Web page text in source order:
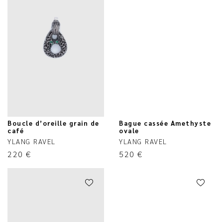
Boucle d’oreille grain de
café
YLANG RAVEL
220 €
Bague cassée Amethyste
ovale
YLANG RAVEL
520 €